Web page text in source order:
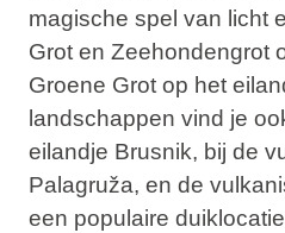
magische spel van licht
Groten Zeehondengrot
Groene Grotop het
landschappen vind je
eilandje Brusnik, bij de
Palagruža, en de
een populaire